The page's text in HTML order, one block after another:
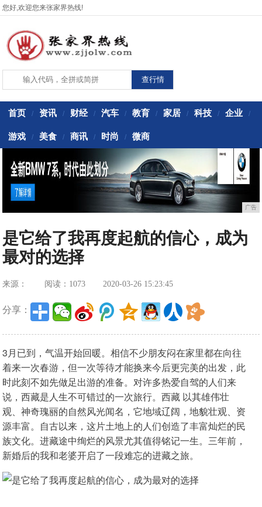
您好,欢迎您来张家界热线!
首页 / 资讯 / 财经 / 汽车 / 教育 / 家居 / 科技 / 企业 /
游戏 / 美食 / 商讯 / 时尚 / 微商
广告
是它给了我再度起航的信心，成为
最对的选择
来源： 阅读：1073 2020-03-26 15:23:45
分享：
3月已到，气温开始回暖。相信不少朋友闷在家里都在向往
着来一次春游，但一次等待才能换来今后更完美的出发，此
时此刻不如先做足出游的准备。对许多热爱自驾的人们来
说，西藏是人生不可错过的一次旅行。西藏 以其雄伟壮
观、神奇瑰丽的自然风光闻名，它地域辽阔，地貌壮观、资
源丰富。自古以来，这片土地上的人们创造了丰富灿烂的民
族文化。进藏途中绚烂的风景尤其值得铭记一生。三年前，
新婚后的我和老婆开启了一段难忘的进藏之旅。